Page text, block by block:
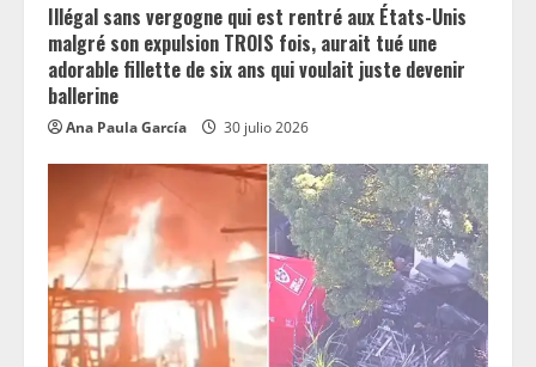
Illégal sans vergogne qui est rentré aux États-Unis
malgré son expulsion TROIS fois, aurait tué une
adorable fillette de six ans qui voulait juste devenir
ballerine
Ana Paula García 30 julio 2026